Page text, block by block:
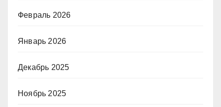
Февраль 2026
Январь 2026
Декабрь 2025
Ноябрь 2025